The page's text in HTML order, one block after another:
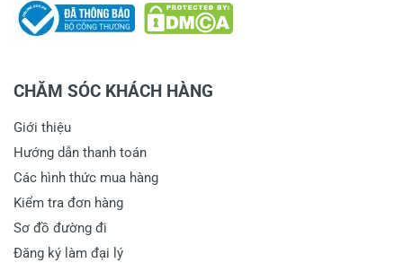
CHĂM SÓC KHÁCH HÀNG
Giới thiệu
Hướng dẫn thanh toán
Các hình thức mua hàng
Kiểm tra đơn hàng
Sơ đồ đường đi
Đăng ký làm đại lý